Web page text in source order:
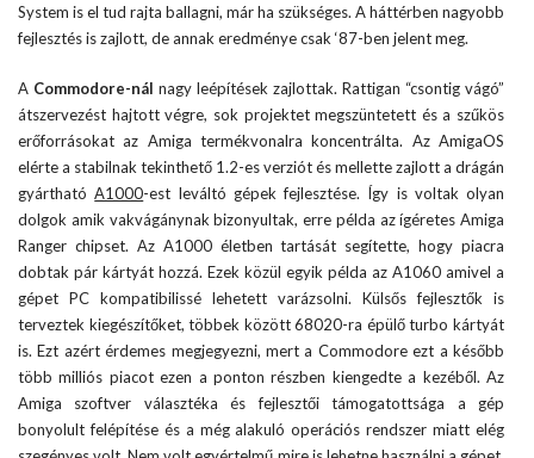
System is el tud rajta ballagni, már ha szükséges. A háttérben nagyobb
fejlesztés is zajlott, de annak eredménye csak ‘87-ben jelent meg.
A Commodore-nál nagy leépítések zajlottak. Rattigan “csontig vágó”
átszervezést hajtott végre, sok projektet megszüntetett és a szűkös
erőforrásokat az Amiga termékvonalra koncentrálta. Az AmigaOS
elérte a stabilnak tekinthető 1.2-es verziót és mellette zajlott a drágán
gyárthatóA1000-est leváltó gépek fejlesztése. Így is voltak olyan
dolgok amik vakvágánynak bizonyultak, erre példa az ígéretes Amiga
Ranger chipset. Az A1000 életben tartását segítette, hogy piacra
dobtak pár kártyát hozzá. Ezek közül egyik példa az A1060 amivel a
gépet PC kompatibilissé lehetett varázsolni. Külsős fejlesztők is
terveztek kiegészítőket, többek között 68020-ra épülő turbo kártyát
is. Ezt azért érdemes megjegyezni, mert a Commodore ezt a később
több milliós piacot ezen a ponton részben kiengedte a kezéből. Az
Amiga szoftver választéka és fejlesztői támogatottsága a gép
bonyolult felépítése és a még alakuló operációs rendszer miatt elég